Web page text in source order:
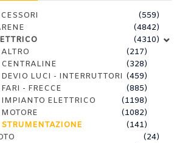
(559)
(4842)
(4310)
ALTRO
(217)
CENTRALINE
(328)
DEVIO LUCI - INTERRUTTORI (459)
FARI - FRECCE
(885)
IMPIANTO ELETTRICO
(1198)
MOTORE
(1082)
STRUMENTAZIONE
(141)
(24)